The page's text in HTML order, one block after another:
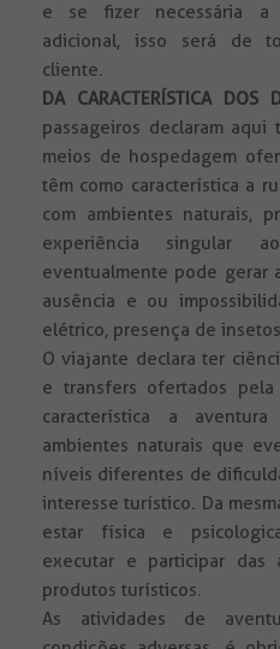
e se fizer necessária a
adicional, isso será de
cliente.
DA CARACTERÍSTICA DOS
passageiros declaram
meios de hospedagem
têm como característica a
com ambientes naturais,
experiência singular
eventualmente pode gerar
ausência e ou
elétrico, presença de
O viajante declara ter
e transfers ofertados pela
característica a
ambientes naturais que
níveis diferentes de
interesse turístico. Da
estar física e
executar e participar das
produtos turísticos.
As atividades de